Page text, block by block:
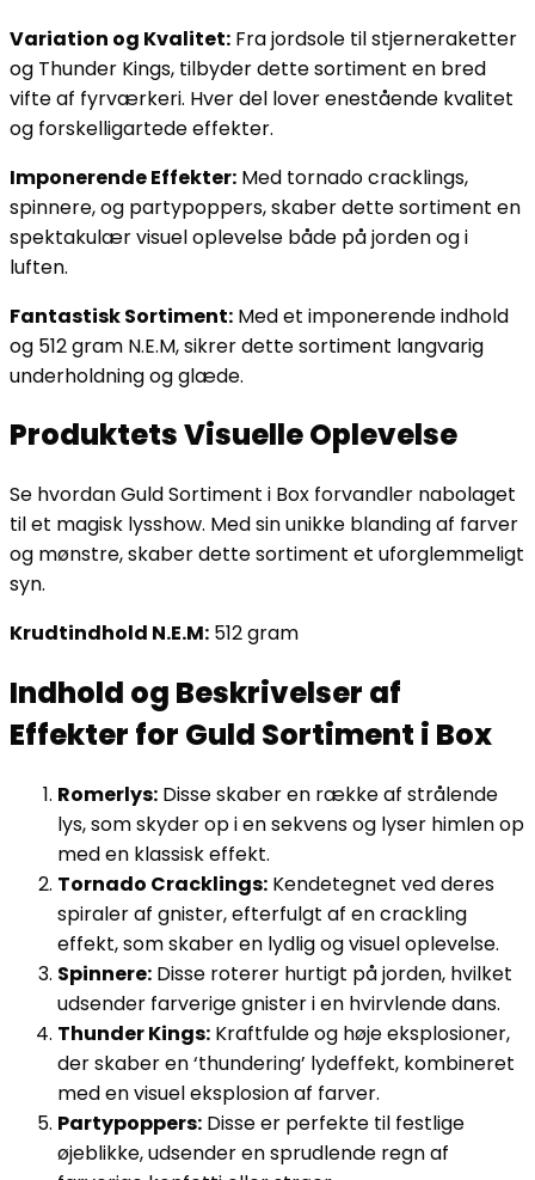
Variation og Kvalitet: Fra jordsole til stjerneraketter
og Thunder Kings, tilbyder dette sortiment en bred
vifte af fyrværkeri. Hver del lover enestående kvalitet
og forskelligartede effekter.
Imponerende Effekter: Med tornado cracklings,
spinnere, og partypoppers, skaber dette sortiment en
spektakulær visuel oplevelse både på jorden og i
luften.
Fantastisk Sortiment: Med et imponerende indhold
og 512 gram N.E.M, sikrer dette sortiment langvarig
underholdning og glæde.
Produktets Visuelle Oplevelse
Se hvordan Guld Sortiment i Box forvandler nabolaget
til et magisk lysshow. Med sin unikke blanding af farver
og mønstre, skaber dette sortiment et uforglemmeligt
syn.
Krudtindhold N.E.M: 512 gram
Indhold og Beskrivelser af
Effekter for Guld Sortiment i Box
Romerlys: Disse skaber en række af strålende
lys, som skyder op i en sekvens og lyser himlen op
med en klassisk effekt.
Tornado Cracklings: Kendetegnet ved deres
spiraler af gnister, efterfulgt af en crackling
effekt, som skaber en lydlig og visuel oplevelse.
Spinnere: Disse roterer hurtigt på jorden, hvilket
udsender farverige gnister i en hvirvlende dans.
Thunder Kings: Kraftfulde og høje eksplosioner,
der skaber en ‘thundering’ lydeffekt, kombineret
med en visuel eksplosion af farver.
Partypoppers: Disse er perfekte til festlige
øjeblikke, udsender en sprudlende regn af